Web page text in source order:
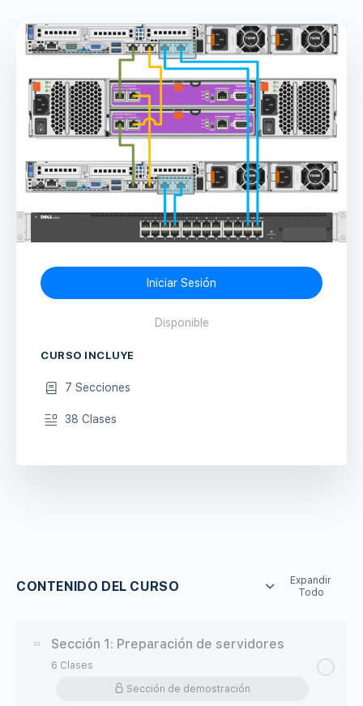
CONTENIDO DEL CURSO
Expandir
Todo
Sección 1: Preparación de servidores
6 Clases
Sección de demostración
Iniciar Sesión
Disponible
CURSO INCLUYE
7 Secciones
38 Clases